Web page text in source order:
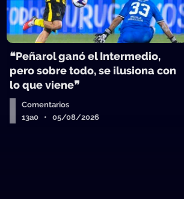
❝Peñarol ganó el Intermedio,
pero sobre todo, se ilusiona con
lo que viene❞
Comentarios
13a0 • 05/08/2026